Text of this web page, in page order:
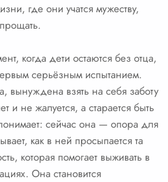
где они учатся мужеству,
когда дети остаются без отца,
серьёзным испытанием.
вынуждена взять на себя заботу
и не жалуется, а старается быть
сейчас она — опора для
как в ней просыпается та
которая помогает выживать в
Она становится